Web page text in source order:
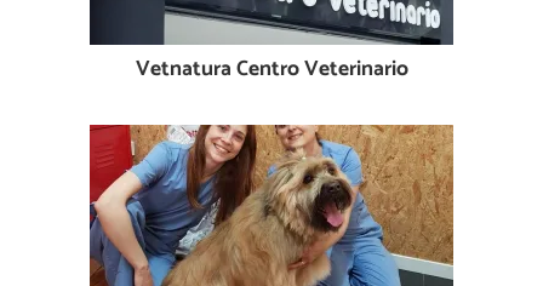
Vetnatura Centro Veterinario